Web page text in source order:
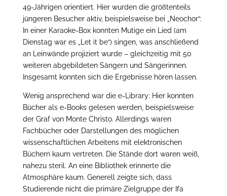
49-Jährigen orientiert. Hier wurden die größtenteils
jüngeren Besucher aktiv, beispielsweise bei „Neochor“:
In einer Karaoke-Box konnten Mutige ein Lied (am
Dienstag war es „Let it be“) singen, was anschließend
an Leinwände projiziert wurde – gleichzeitig mit 50
weiteren abgebildeten Sängern und Sängerinnen.
Insgesamt konnten sich die Ergebnisse hören lassen.
Wenig ansprechend war die e-Library: Hier konnten
Bücher als e-Books gelesen werden, beispielsweise
der Graf von Monte Christo. Allerdings waren
Fachbücher oder Darstellungen des möglichen
wissenschaftlichen Arbeitens mit elektronischen
Büchern kaum vertreten. Die Stände dort waren weiß,
nahezu steril. An eine Bibliothek erinnerte die
Atmosphäre kaum. Generell zeigte sich, dass
Studierende nicht die primäre Zielgruppe der Ifa